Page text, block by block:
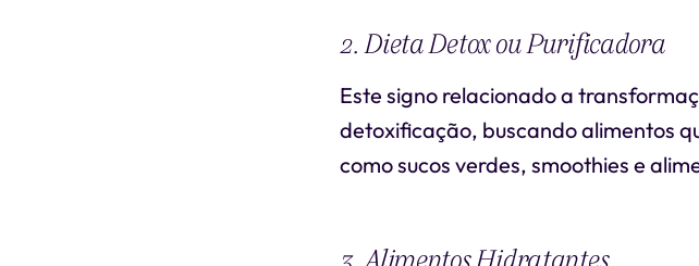
2. Dieta Detox ou Purificadora
Este signo relacionado a
detoxificação, buscando alimentos
como sucos verdes, smoothies e